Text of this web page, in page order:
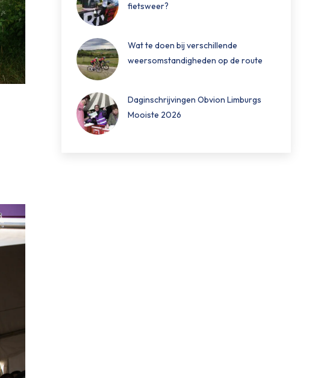
fietsweer?
Wat te doen bij verschillende
weersomstandigheden op de route
Daginschrijvingen Obvion Limburgs
Mooiste 2026